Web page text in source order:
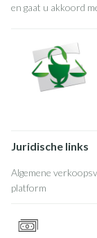
en gaat u akkoord
Juridische links
Algemene
platform